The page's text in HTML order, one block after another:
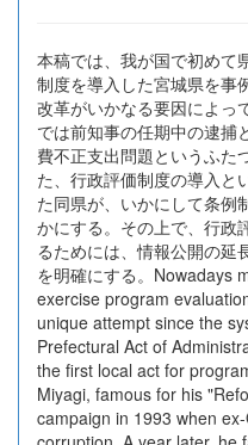
本稿では、我が国で初めて
制度を導入した宮城県を事
改革がいかなる要因によっ
では前知事の任期中の逮捕
費不正支出問題というふた
た、行政評価制度の導入と
た同県が、いかにして条例
かにする。その上で、行政
るためには、情報公開の延
を明確にする。Nowadays
exercise program
unique attempt since the
Prefectural Act of
the first local act for
Miyagi, famous for his
campaign in 1993 when